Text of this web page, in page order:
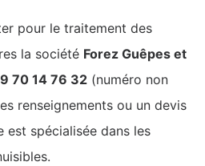
pour le traitement des
la société Forez Guêpes et
70 14 76 32 (numéro non
renseignements ou un devis
spécialisée dans les